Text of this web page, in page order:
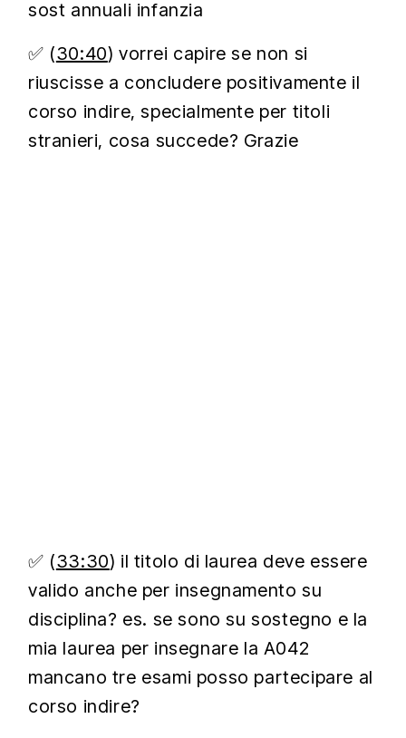
sost annuali infanzia
✅ (30:40) vorrei capire se non si
riuscisse a concludere positivamente il
corso indire, specialmente per titoli
stranieri, cosa succede? Grazie
✅ (33:30) il titolo di laurea deve essere
valido anche per insegnamento su
disciplina? es. se sono su sostegno e la
mia laurea per insegnare la A042
mancano tre esami posso partecipare al
corso indire?